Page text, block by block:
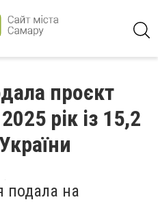
проєкт
рік із 15,2
подала на